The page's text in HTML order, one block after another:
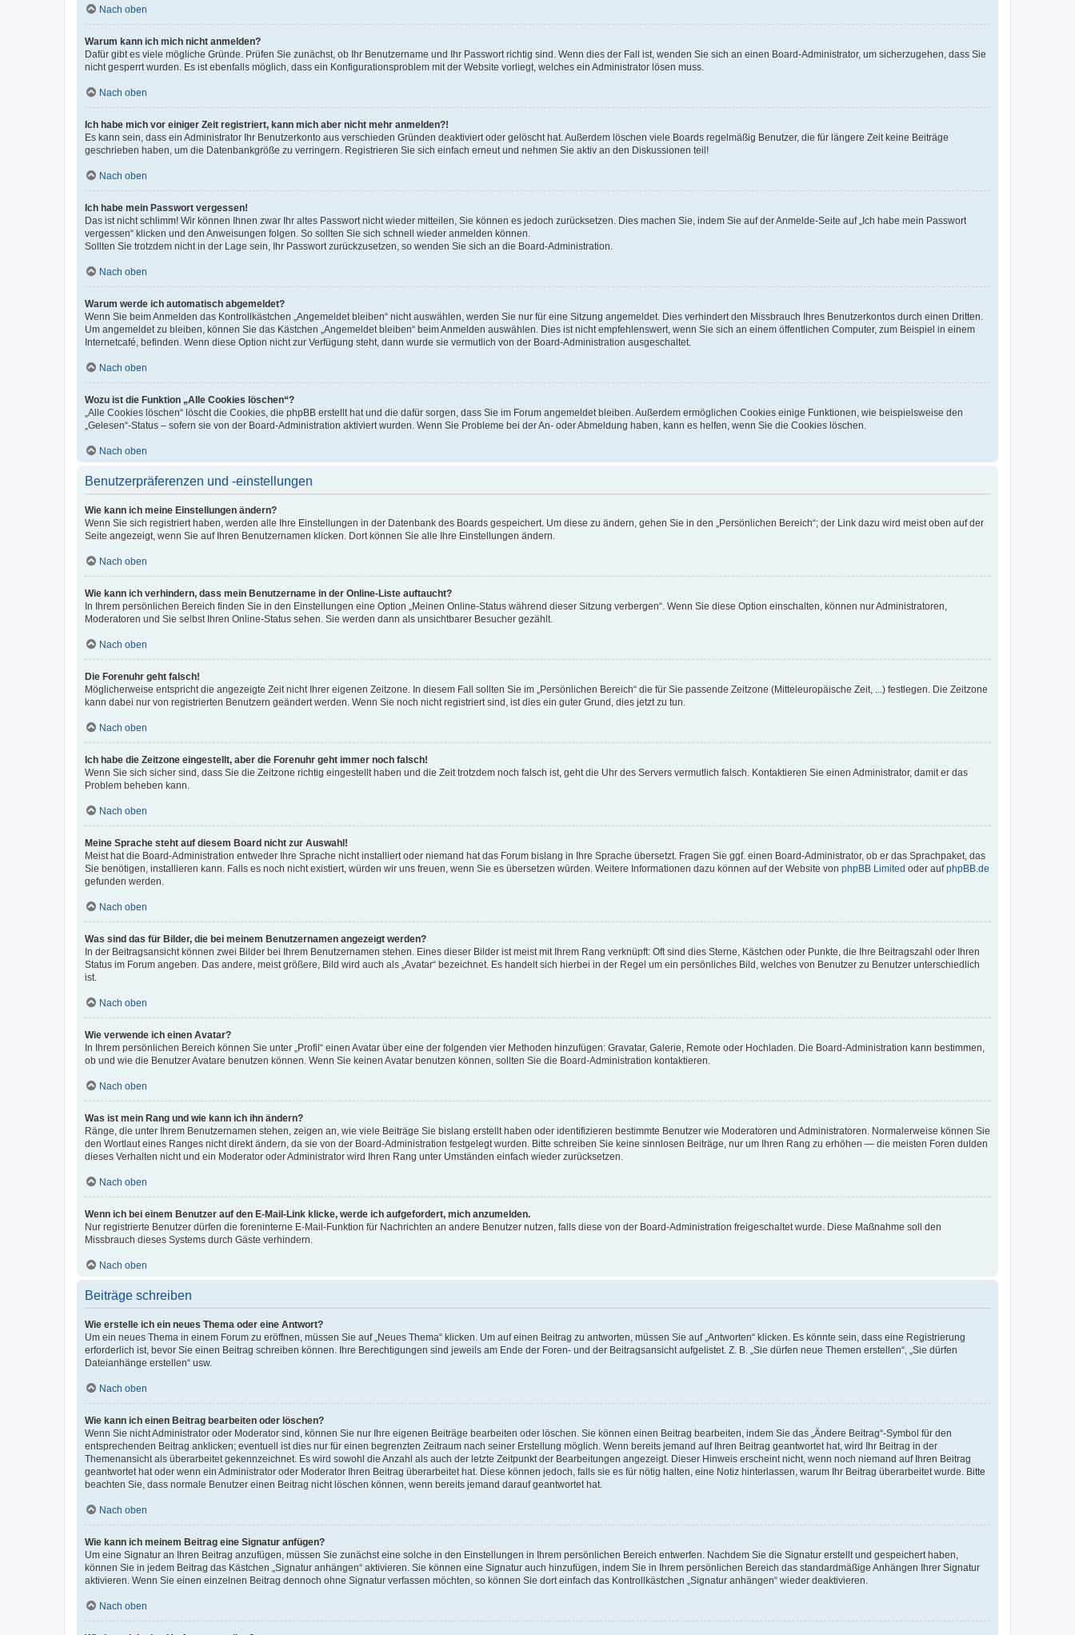
Nach oben
Warum kann ich mich nicht anmelden?
Dafür gibt es viele mögliche Gründe. Prüfen Sie zunächst, ob Ihr Benutzername und Ihr Passwort richtig sind. Wenn dies der Fall ist, wenden Sie sich an einen Board-Administrator, um sicherzugehen, dass Sie
nicht gesperrt wurden. Es ist ebenfalls möglich, dass ein Konfigurationsproblem mit der Website vorliegt, welches ein Administrator lösen muss.
Nach oben
Ich habe mich vor einiger Zeit registriert, kann mich aber nicht mehr anmelden?!
Es kann sein, dass ein Administrator Ihr Benutzerkonto aus verschieden Gründen deaktiviert oder gelöscht hat. Außerdem löschen viele Boards regelmäßig Benutzer, die für längere Zeit keine Beiträge
geschrieben haben, um die Datenbankgröße zu verringern. Registrieren Sie sich einfach erneut und nehmen Sie aktiv an den Diskussionen teil!
Nach oben
Ich habe mein Passwort vergessen!
Das ist nicht schlimm! Wir können Ihnen zwar Ihr altes Passwort nicht wieder mitteilen, Sie können es jedoch zurücksetzen. Dies machen Sie, indem Sie auf der Anmelde-Seite auf „Ich habe mein Passwort
vergessen“ klicken und den Anweisungen folgen. So sollten Sie sich schnell wieder anmelden können.
Sollten Sie trotzdem nicht in der Lage sein, Ihr Passwort zurückzusetzen, so wenden Sie sich an die Board-Administration.
Nach oben
Warum werde ich automatisch abgemeldet?
Wenn Sie beim Anmelden das Kontrollkästchen „Angemeldet bleiben“ nicht auswählen, werden Sie nur für eine Sitzung angemeldet. Dies verhindert den Missbrauch Ihres Benutzerkontos durch einen Dritten.
Um angemeldet zu bleiben, können Sie das Kästchen „Angemeldet bleiben“ beim Anmelden auswählen. Dies ist nicht empfehlenswert, wenn Sie sich an einem öffentlichen Computer, zum Beispiel in einem
Internetcafé, befinden. Wenn diese Option nicht zur Verfügung steht, dann wurde sie vermutlich von der Board-Administration ausgeschaltet.
Nach oben
Wozu ist die Funktion „Alle Cookies löschen“?
„Alle Cookies löschen“ löscht die Cookies, die phpBB erstellt hat und die dafür sorgen, dass Sie im Forum angemeldet bleiben. Außerdem ermöglichen Cookies einige Funktionen, wie beispielsweise den
„Gelesen“-Status – sofern sie von der Board-Administration aktiviert wurden. Wenn Sie Probleme bei der An- oder Abmeldung haben, kann es helfen, wenn Sie die Cookies löschen.
Nach oben
Benutzerpräferenzen und -einstellungen
Wie kann ich meine Einstellungen ändern?
Wenn Sie sich registriert haben, werden alle Ihre Einstellungen in der Datenbank des Boards gespeichert. Um diese zu ändern, gehen Sie in den „Persönlichen Bereich“; der Link dazu wird meist oben auf der
Seite angezeigt, wenn Sie auf Ihren Benutzernamen klicken. Dort können Sie alle Ihre Einstellungen ändern.
Nach oben
Wie kann ich verhindern, dass mein Benutzername in der Online-Liste auftaucht?
In Ihrem persönlichen Bereich finden Sie in den Einstellungen eine Option „Meinen Online-Status während dieser Sitzung verbergen“. Wenn Sie diese Option einschalten, können nur Administratoren,
Moderatoren und Sie selbst Ihren Online-Status sehen. Sie werden dann als unsichtbarer Besucher gezählt.
Nach oben
Die Forenuhr geht falsch!
Möglicherweise entspricht die angezeigte Zeit nicht Ihrer eigenen Zeitzone. In diesem Fall sollten Sie im „Persönlichen Bereich“ die für Sie passende Zeitzone (Mitteleuropäische Zeit, ...) festlegen. Die Zeitzone
kann dabei nur von registrierten Benutzern geändert werden. Wenn Sie noch nicht registriert sind, ist dies ein guter Grund, dies jetzt zu tun.
Nach oben
Ich habe die Zeitzone eingestellt, aber die Forenuhr geht immer noch falsch!
Wenn Sie sich sicher sind, dass Sie die Zeitzone richtig eingestellt haben und die Zeit trotzdem noch falsch ist, geht die Uhr des Servers vermutlich falsch. Kontaktieren Sie einen Administrator, damit er das
Problem beheben kann.
Nach oben
Meine Sprache steht auf diesem Board nicht zur Auswahl!
Meist hat die Board-Administration entweder Ihre Sprache nicht installiert oder niemand hat das Forum bislang in Ihre Sprache übersetzt. Fragen Sie ggf. einen Board-Administrator, ob er das Sprachpaket, das
Sie benötigen, installieren kann. Falls es noch nicht existiert, würden wir uns freuen, wenn Sie es übersetzen würden. Weitere Informationen dazu können auf der Website von phpBB Limited oder aufphpBB.de
gefunden werden.
Nach oben
Was sind das für Bilder, die bei meinem Benutzernamen angezeigt werden?
In der Beitragsansicht können zwei Bilder bei Ihrem Benutzernamen stehen. Eines dieser Bilder ist meist mit Ihrem Rang verknüpft: Oft sind dies Sterne, Kästchen oder Punkte, die Ihre Beitragszahl oder Ihren
Status im Forum angeben. Das andere, meist größere, Bild wird auch als „Avatar“ bezeichnet. Es handelt sich hierbei in der Regel um ein persönliches Bild, welches von Benutzer zu Benutzer unterschiedlich
ist.
Nach oben
Wie verwende ich einen Avatar?
In Ihrem persönlichen Bereich können Sie unter „Profil“ einen Avatar über eine der folgenden vier Methoden hinzufügen: Gravatar, Galerie, Remote oder Hochladen. Die Board-Administration kann bestimmen,
ob und wie die Benutzer Avatare benutzen können. Wenn Sie keinen Avatar benutzen können, sollten Sie die Board-Administration kontaktieren.
Nach oben
Was ist mein Rang und wie kann ich ihn ändern?
Ränge, die unter Ihrem Benutzernamen stehen, zeigen an, wie viele Beiträge Sie bislang erstellt haben oder identifizieren bestimmte Benutzer wie Moderatoren und Administratoren. Normalerweise können Sie
den Wortlaut eines Ranges nicht direkt ändern, da sie von der Board-Administration festgelegt wurden. Bitte schreiben Sie keine sinnlosen Beiträge, nur um Ihren Rang zu erhöhen — die meisten Foren dulden
dieses Verhalten nicht und ein Moderator oder Administrator wird Ihren Rang unter Umständen einfach wieder zurücksetzen.
Nach oben
Wenn ich bei einem Benutzer auf den E-Mail-Link klicke, werde ich aufgefordert, mich anzumelden.
Nur registrierte Benutzer dürfen die foreninterne E-Mail-Funktion für Nachrichten an andere Benutzer nutzen, falls diese von der Board-Administration freigeschaltet wurde. Diese Maßnahme soll den
Missbrauch dieses Systems durch Gäste verhindern.
Nach oben
Beiträge schreiben
Wie erstelle ich ein neues Thema oder eine Antwort?
Um ein neues Thema in einem Forum zu eröffnen, müssen Sie auf „Neues Thema“ klicken. Um auf einen Beitrag zu antworten, müssen Sie auf „Antworten“ klicken. Es könnte sein, dass eine Registrierung
erforderlich ist, bevor Sie einen Beitrag schreiben können. Ihre Berechtigungen sind jeweils am Ende der Foren- und der Beitragsansicht aufgelistet. Z. B. „Sie dürfen neue Themen erstellen“, „Sie dürfen
Dateianhänge erstellen“ usw.
Nach oben
Wie kann ich einen Beitrag bearbeiten oder löschen?
Wenn Sie nicht Administrator oder Moderator sind, können Sie nur Ihre eigenen Beiträge bearbeiten oder löschen. Sie können einen Beitrag bearbeiten, indem Sie das „Ändere Beitrag“-Symbol für den
entsprechenden Beitrag anklicken; eventuell ist dies nur für einen begrenzten Zeitraum nach seiner Erstellung möglich. Wenn bereits jemand auf Ihren Beitrag geantwortet hat, wird Ihr Beitrag in der
Themenansicht als überarbeitet gekennzeichnet. Es wird sowohl die Anzahl als auch der letzte Zeitpunkt der Bearbeitungen angezeigt. Dieser Hinweis erscheint nicht, wenn noch niemand auf Ihren Beitrag
geantwortet hat oder wenn ein Administrator oder Moderator Ihren Beitrag überarbeitet hat. Diese können jedoch, falls sie es für nötig halten, eine Notiz hinterlassen, warum Ihr Beitrag überarbeitet wurde. Bitte
beachten Sie, dass normale Benutzer einen Beitrag nicht löschen können, wenn bereits jemand darauf geantwortet hat.
Nach oben
Wie kann ich meinem Beitrag eine Signatur anfügen?
Um eine Signatur an Ihren Beitrag anzufügen, müssen Sie zunächst eine solche in den Einstellungen in Ihrem persönlichen Bereich entwerfen. Nachdem Sie die Signatur erstellt und gespeichert haben,
können Sie in jedem Beitrag das Kästchen „Signatur anhängen“ aktivieren. Sie können eine Signatur auch hinzufügen, indem Sie in Ihrem persönlichen Bereich das standardmäßige Anhängen Ihrer Signatur
aktivieren. Wenn Sie einen einzelnen Beitrag dennoch ohne Signatur verfassen möchten, so können Sie dort einfach das Kontrollkästchen „Signatur anhängen“ wieder deaktivieren.
Nach oben